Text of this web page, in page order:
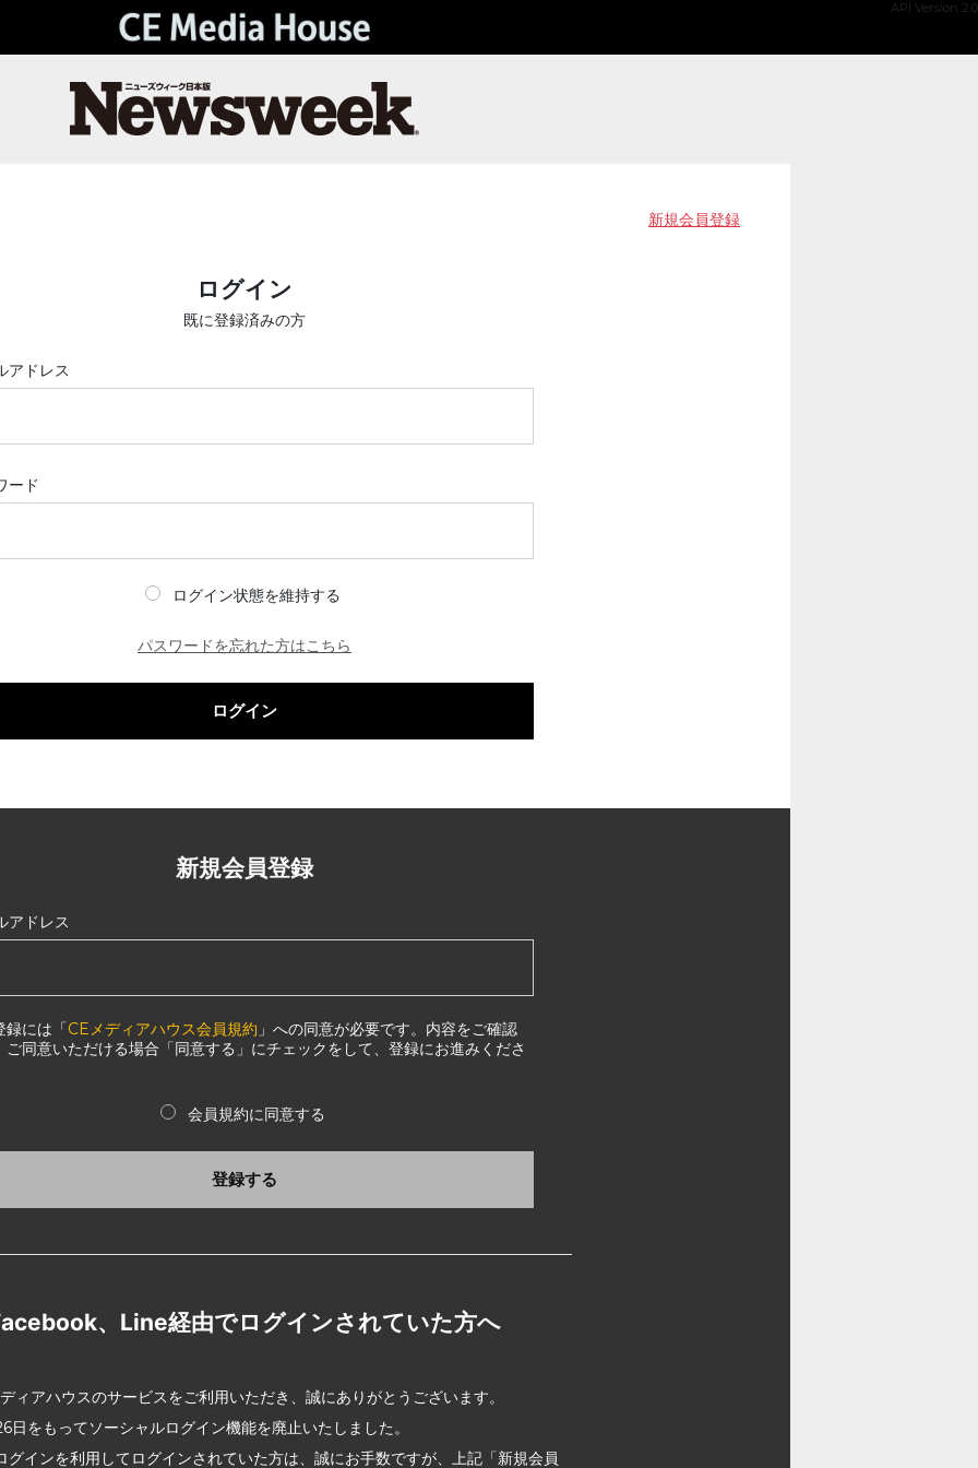
API Version 2.0
新規会員登録
ログイン
既に登録済みの方
アドレス
ード
ログイン状態を維持する
パスワードを忘れた方はこちら
ログイン
新規会員登録
アドレス
録には「CEメディアハウス会員規約 」への同意が必要です。内容をご確認
ご同意いただける場合「同意する」にチェックをして、登録にお進みくださ
会員規約に同意する
登録する
、Line経由でログインされていた方へ
ィアハウスのサービスをご利用いただき、誠にありがとうございます。
日をもってソーシャルログイン機能を廃止いたしました。
グインを利用してログインされていた方は、誠にお手数ですが、上記「新規会員